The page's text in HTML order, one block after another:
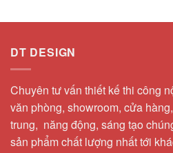
DT DESIGN
Chuyên tư vấn thiết kế thi công
văn phòng, showroom, cửa
trung, năng động, sáng tạo
sản phẩm chất lượng nhất tới